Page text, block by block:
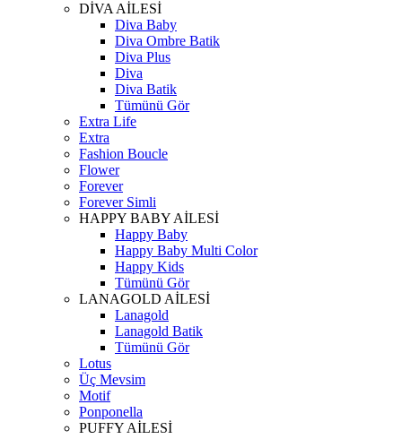
DİVA AİLESİ
Diva Baby
Diva Ombre Batik
Diva Plus
Diva
Diva Batik
Tümünü Gör
Extra Life
Extra
Fashion Boucle
Flower
Forever
Forever Simli
HAPPY BABY AİLESİ
Happy Baby
Happy Baby Multi Color
Happy Kids
Tümünü Gör
LANAGOLD AİLESİ
Lanagold
Lanagold Batik
Tümünü Gör
Lotus
Üç Mevsim
Motif
Ponponella
PUFFY AİLESİ